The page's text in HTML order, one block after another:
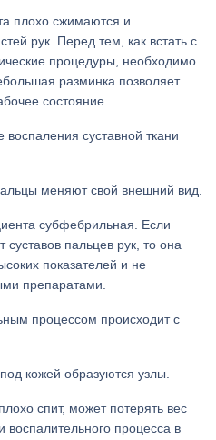
плохо сжимаются и
рук. Перед тем, как встать с
процедуры, необходимо
разминка позволяет
состояние.
суставной ткани
меняют свой внешний вид.
субфебрильная. Если
суставов пальцев рук, то она
показателей и не
препаратами.
процессом происходит с
кожей образуются узлы.
спит, может потерять вес
воспалительного процесса в